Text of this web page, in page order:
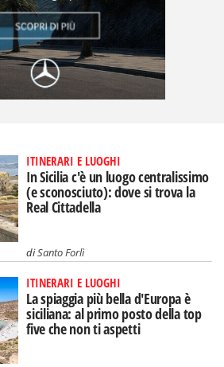
ITINERARI E LUOGHI
In Sicilia c'è un luogo centralissimo
(e sconosciuto): dove si trova la
Real Cittadella
diSanto Forlì
ITINERARI E LUOGHI
La spiaggia più bella d'Europa è
siciliana: al primo posto della top
five che non ti aspetti